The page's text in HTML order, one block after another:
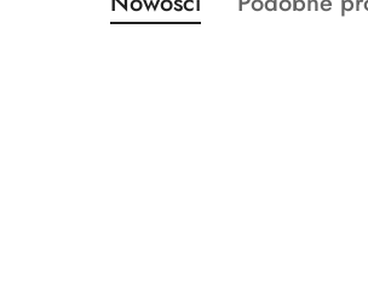
Pomiń karuzelę produktów
o